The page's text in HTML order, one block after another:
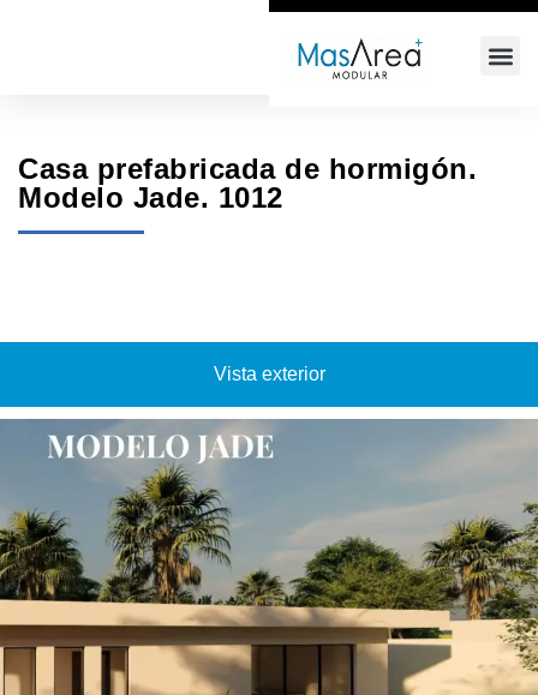
info@masarea.com
Casa prefabricada de hormigón.
Modelo Jade. 1012
Vista exterior